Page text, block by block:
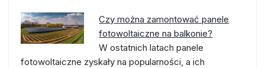
Czy można zamontować panele
fotowoltaiczne na balkonie?
W ostatnich latach panele
fotowoltaiczne zyskały na popularności, a ich